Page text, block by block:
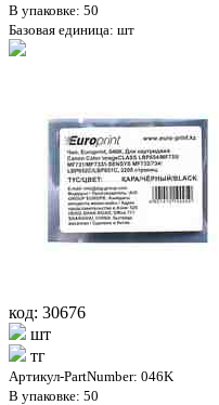
В упаковке: 50
Базовая единица: шт
код: 30676
шт
тг
Артикул-PartNumber: 046K
В упаковке: 50